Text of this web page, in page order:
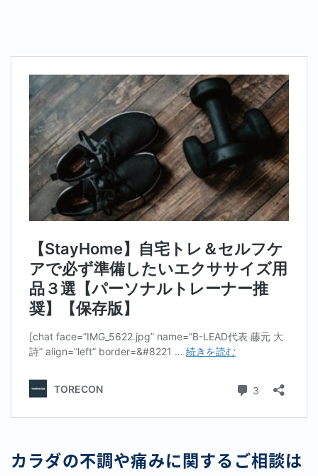
カラダの不調や痛みに関するご相談は